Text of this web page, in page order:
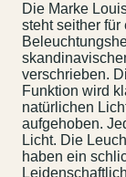
Die Marke
steht seither
verschrieben.
Funktion wird
natürlichen
aufgehoben.
Licht. Die
haben ein